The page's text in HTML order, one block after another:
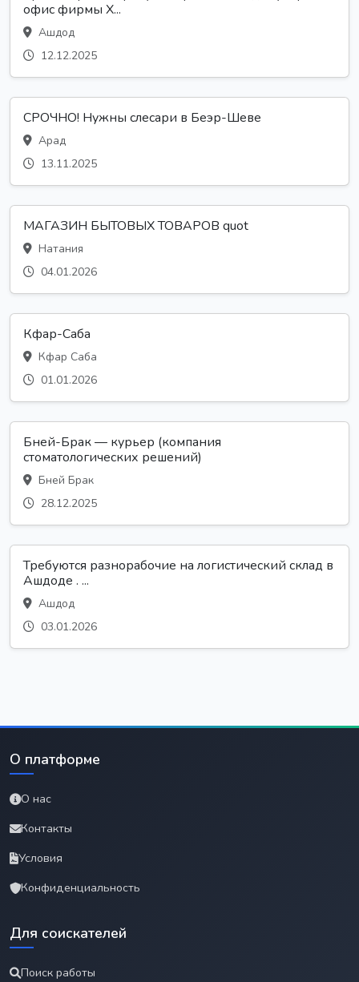
офис фирмы Х...
Ашдод
12.12.2025
СРОЧНО! Нужны слесари в Беэр-Шеве
Арад
13.11.2025
МАГАЗИН БЫТОВЫХ ТОВАРОВ quot
Натания
04.01.2026
Кфар-Саба
Кфар Саба
01.01.2026
Бней-Брак — курьер (компания
стоматологических решений)
Бней Брак
28.12.2025
Требуются разнорабочие на логистический склад в
Ашдоде . ...
Ашдод
03.01.2026
О платформе
О нас
Контакты
Условия
Конфиденциальность
Для соискателей
Поиск работы